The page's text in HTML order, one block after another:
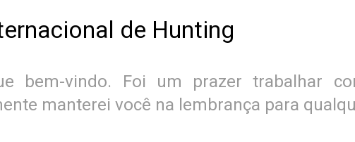
de Hunting
bem-vindo. Foi um prazer trabalhar
manterei você na lembrança para